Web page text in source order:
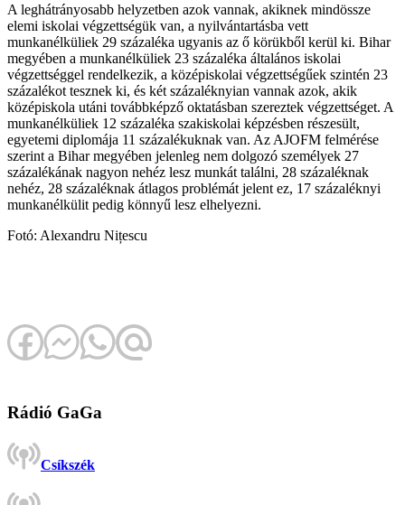
A leghátrányosabb helyzetben azok vannak, akiknek mindössze
elemi iskolai végzettségük van, a nyilvántartásba vett
munkanélküliek 29 százaléka ugyanis az ő körükből kerül ki. Bihar
megyében a munkanélküliek 23 százaléka általános iskolai
végzettséggel rendelkezik, a középiskolai végzettségűek szintén 23
százalékot tesznek ki, és két százaléknyian vannak azok, akik
középiskola utáni továbbképző oktatásban szereztek végzettséget. A
munkanélküliek 12 százaléka szakiskolai képzésben részesült,
egyetemi diplomája 11 százalékuknak van. Az AJOFM felmérése
szerint a Bihar megyében jelenleg nem dolgozó személyek 27
százalékának nagyon nehéz lesz munkát találni, 28 százaléknak
nehéz, 28 százaléknak átlagos problémát jelent ez, 17 százaléknyi
munkanélkülit pedig könnyű lesz elhelyezni.
Fotó: Alexandru Nițescu
Rádió GaGa
Csíkszék